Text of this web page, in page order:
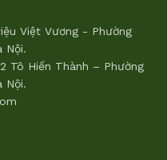
Việt Vương - Phường
Nội.
Tô Hiến Thành – Phường
Nội.